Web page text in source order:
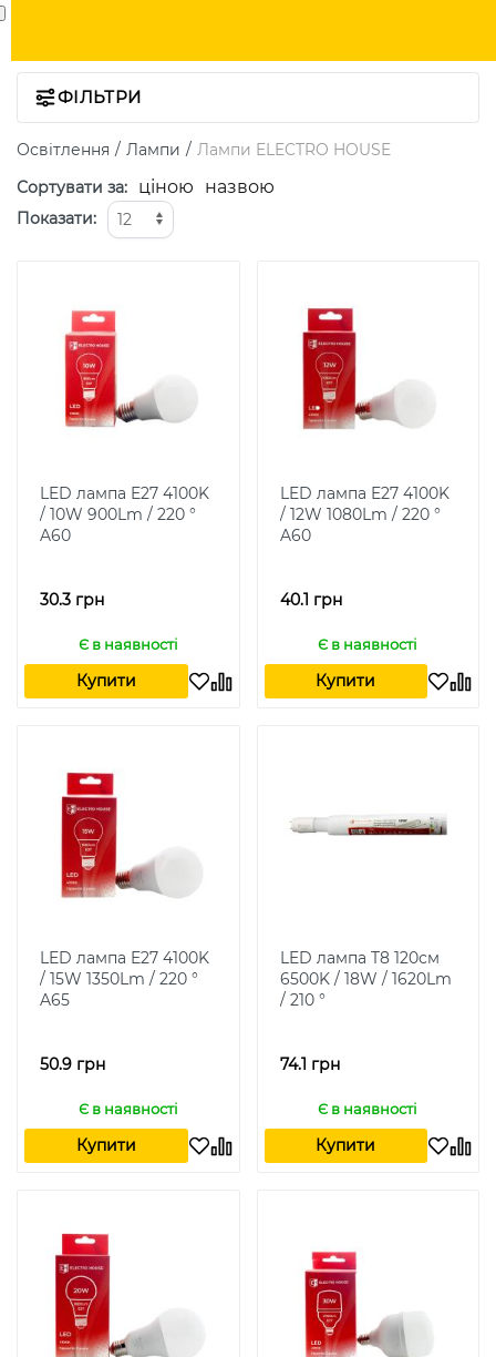
ФІЛЬТРИ
Освітлення Лампи
Лампи ELECTRO HOUSE
Сортувати за: ціною назвою
Показати:
LED лампа E27 4100K
/ 10W 900Lm / 220 °
A60
30.3 грн
Є в наявності
Купити
LED лампа E27 4100K
/ 12W 1080Lm / 220 °
A60
40.1 грн
Є в наявності
Купити
LED лампа E27 4100K
/ 15W 1350Lm / 220 °
A65
50.9 грн
Є в наявності
Купити
LED лампа T8 120см
6500K / 18W / 1620Lm
/ 210 °
74.1 грн
Є в наявності
Купити